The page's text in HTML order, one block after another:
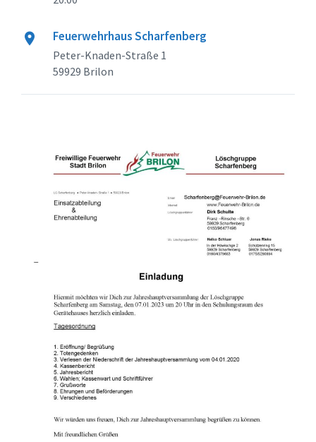
Feuerwehrhaus Scharfenberg
Peter-Knaden-Straße 1
59929 Brilon